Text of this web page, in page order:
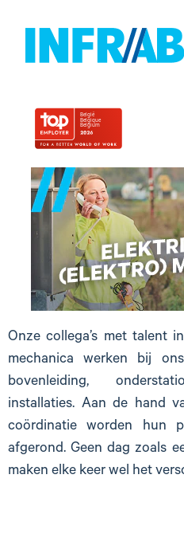
elektriciteit
elektro
mechanica
Onze collega’s met talent
mechanica werken bij
bovenleiding,
installaties. Aan de hand
coördinatie worden hun
afgerond. Geen dag zoals
maken elke keer wel het